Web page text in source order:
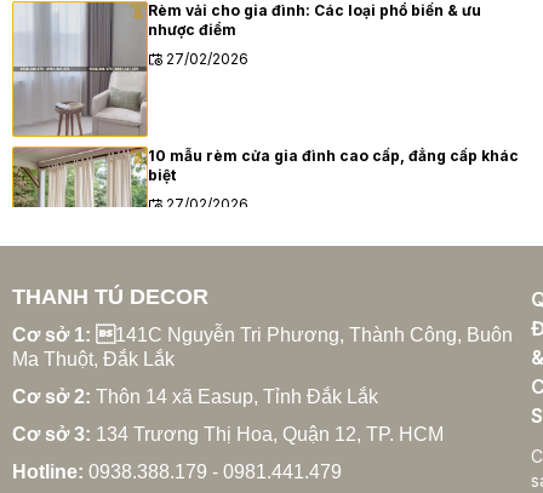
Rèm vải cho gia đình: Các loại phổ biến & ưu
nhược điểm
27/02/2026
10 mẫu rèm cửa gia đình cao cấp, đẳng cấp khác
biệt
27/02/2026
Xu hướng rèm cửa gia đình hiện đại năm 2025
27/02/2026
Cách chọn rèm cửa gia đình hợp phong thủy
27/02/2026
THANH TÚ DECOR
Cơ sở 1: 141C Nguyễn Tri Phương, Thành Công, Buôn
Ma Thuột, Đắk Lắk
Cơ sở 2: Thôn 14 xã Easup, Tỉnh Đắk Lắk
Cơ sở 3: 134 Trương Thị Hoa, Quận 12, TP. HCM
Hotline: 0938.388.179 - 0981.441.479
&